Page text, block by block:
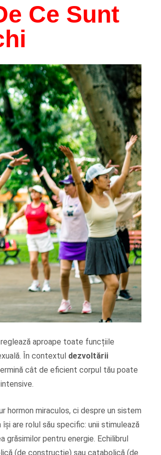
Ce Sunt
aproape toate funcțiile
În contextul dezvoltării
cât de eficient corpul tău poate
hormon miraculos, ci despre un sistem
are rolul său specific: unii stimulează
pentru energie. Echilibrul
(de construcție) sau catabolică (de